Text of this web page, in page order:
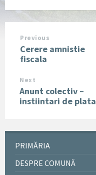
Previous
Cerere amnistie
fiscala
Next
Anunt colectiv –
instiintari de plata
PRIMĂRIA
DESPRE COMUNĂ